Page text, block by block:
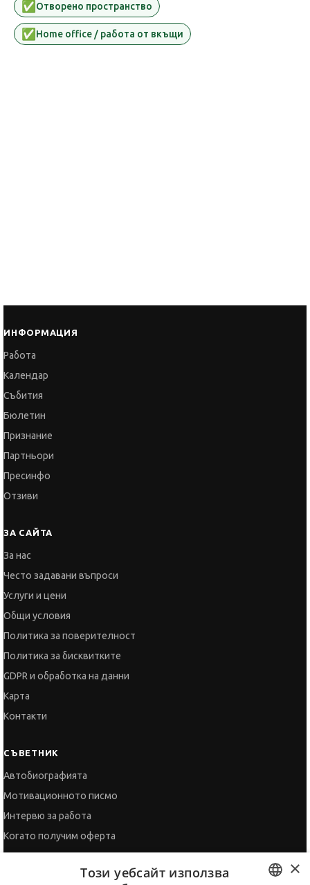
✅ Oтворено пространство
✅ Home office / работа от вкъщи
ИНФОРМАЦИЯ
Работа
Календар
Събития
Бюлетин
Признание
Партньори
Пресинфо
Отзиви
ЗА САЙТА
За нас
Често задавани въпроси
Услуги и цени
Общи условия
Политика за поверителност
Политика за бисквитките
GDPR и обработка на данни
Карта
Контакти
СЪВЕТНИК
Автобиографията
Мотивационното писмо
Интервю за работа
Когато получим оферта
Препоръки
×
Този уебсайт използва